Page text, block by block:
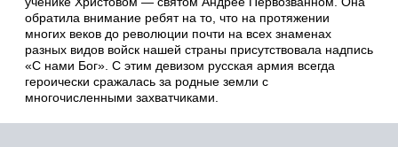
обратила внимание ребят на то, что на протяжении
многих веков до революции почти на всех знаменах
разных видов войск нашей страны присутствовала надпись
«С нами Бог». С этим девизом русская армия всегда
героически сражалась за родные земли с
многочисленными захватчиками.